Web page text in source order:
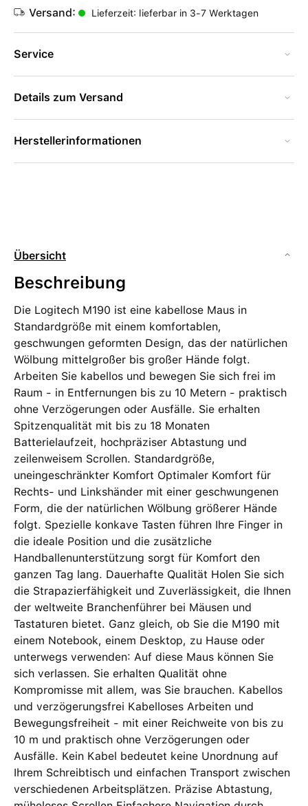
Versand: Lieferzeit: lieferbar in 3-7 Werktagen
Service
Details zum Versand
Herstellerinformationen
Übersicht
Beschreibung
Die Logitech M190 ist eine kabellose Maus in
Standardgröße mit einem komfortablen,
geschwungen geformten Design, das der natürlichen
Wölbung mittelgroßer bis großer Hände folgt.
Arbeiten Sie kabellos und bewegen Sie sich frei im
Raum - in Entfernungen bis zu 10 Metern - praktisch
ohne Verzögerungen oder Ausfälle. Sie erhalten
Spitzenqualität mit bis zu 18 Monaten
Batterielaufzeit, hochpräziser Abtastung und
zeilenweisem Scrollen. Standardgröße,
uneingeschränkter Komfort Optimaler Komfort für
Rechts- und Linkshänder mit einer geschwungenen
Form, die der natürlichen Wölbung größerer Hände
folgt. Spezielle konkave Tasten führen Ihre Finger in
die ideale Position und die zusätzliche
Handballenunterstützung sorgt für Komfort den
ganzen Tag lang. Dauerhafte Qualität Holen Sie sich
die Strapazierfähigkeit und Zuverlässigkeit, die Ihnen
der weltweite Branchenführer bei Mäusen und
Tastaturen bietet. Ganz gleich, ob Sie die M190 mit
einem Notebook, einem Desktop, zu Hause oder
unterwegs verwenden: Auf diese Maus können Sie
sich verlassen. Sie erhalten Qualität ohne
Kompromisse mit allem, was Sie brauchen. Kabellos
und verzögerungsfrei Kabelloses Arbeiten und
Bewegungsfreiheit - mit einer Reichweite von bis zu
10 m und praktisch ohne Verzögerungen oder
Ausfälle. Kein Kabel bedeutet keine Unordnung auf
Ihrem Schreibtisch und einfachen Transport zwischen
verschiedenen Arbeitsplätzen. Präzise Abtastung,